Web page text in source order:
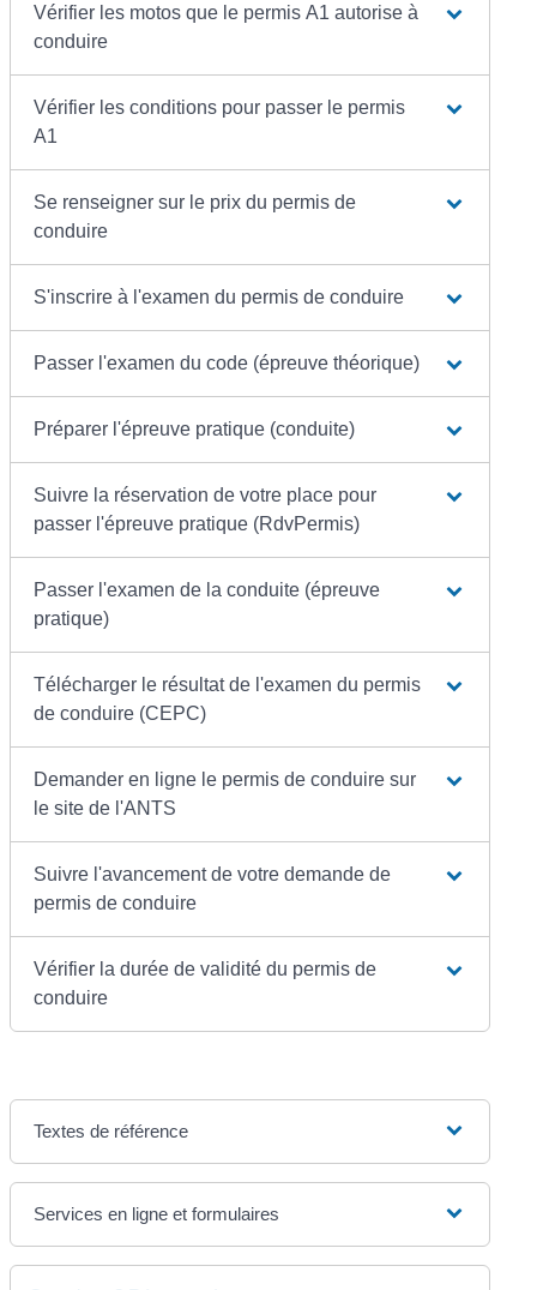
Vérifier les motos que le permis A1 autorise à
conduire
Vérifier les conditions pour passer le permis
A1
Se renseigner sur le prix du permis de
conduire
S'inscrire à l'examen du permis de conduire
Passer l'examen du code (épreuve théorique)
Préparer l'épreuve pratique (conduite)
Suivre la réservation de votre place pour
passer l'épreuve pratique (RdvPermis)
Passer l'examen de la conduite (épreuve
pratique)
Télécharger le résultat de l'examen du permis
de conduire (CEPC)
Demander en ligne le permis de conduire sur
le site de l'ANTS
Suivre l'avancement de votre demande de
permis de conduire
Vérifier la durée de validité du permis de
conduire
Textes de référence
Services en ligne et formulaires